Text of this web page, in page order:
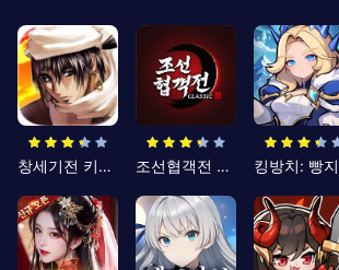
창세기전 키우기 조선협객전 클래식